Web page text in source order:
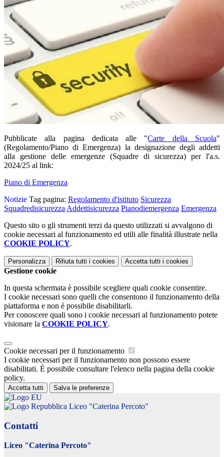
Pubblicate alla pagina dedicata alle "Carte della Scuola"
(Regolamento/Piano di Emergenza) la designazione degli addetti
alla gestione delle emergenze (Squadre di sicurezza) per l'a.s.
2024/25 al link:
Piano di Emergenza
Notizie Tag pagina: Regolamento d'istituto Sicurezza
Squadredisicurezza Addettisicurezza Pianodiemergenza Emergenza
Questo sito o gli strumenti terzi da questo utilizzati si avvalgono di
cookie necessari al funzionamento ed utili alle finalità illustrate nella
COOKIE POLICY.
Personalizza Rifiuta tutti i cookies Accetta tutti i cookies
Gestione cookie
In questa schermata è possibile scegliere quali cookie consentire.
I cookie necessari sono quelli che consentono il funzionamento della
piattaforma e non è possibile disabilitarli.
Per conoscere quali sono i cookie necessari al funzionamento potete
visionare la COOKIE POLICY.
Cookie necessari per il funzionamento
I cookie necessari per il funzionamento non possono essere
disabilitati. È possibile consultare l'elenco nella pagina della cookie
policy.
Accetta tutti Salva le preferenze
Liceo "Caterina Percoto"
Contatti
Liceo "Caterina Percoto"